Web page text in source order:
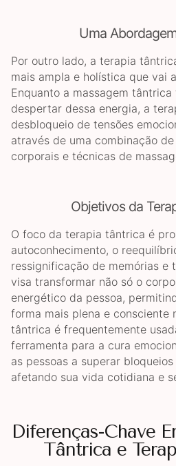
Uma
Por outro lado, a terapia
mais ampla e holística que vai
Enquanto a massagem
despertar dessa energia, a
desbloqueio de tensões
através de uma combinação
corporais e técnicas de
Objetivos da
O foco da terapia tântrica é
autoconhecimento, o
ressignificação de memórias e
visa transformar não só o
energético da pessoa,
forma mais plena e consciente
tântrica é frequentemente
ferramenta para a cura
as pessoas a superar
afetando sua vida cotidiana e
Diferenças-Chave
Tântrica e